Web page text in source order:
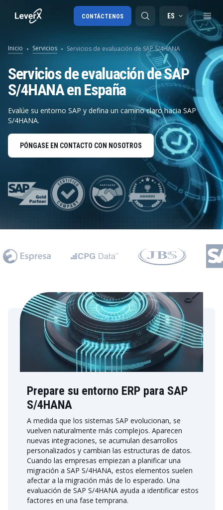
Migración a SAP S/4HANA
RISE with SAP
Cadena de Suministro Digital
ES
CONTÁCTENOS
Inicio Servicios Servicios de evaluación de SAP S/4HANA
Servicios de evaluación de SAP
S/4HANA en España
Evalúe su entorno SAP y defina un camino claro hacia SAP
S/4HANA.
PÓNGASE EN CONTACTO CON NOSOTROS
Prepare su entorno ERP para SAP
S/4HANA
A medida que los sistemas SAP evolucionan, se
vuelven naturalmente más complejos. Aparecen
nuevas integraciones, se acumulan desarrollos
personalizados y cambian las estructuras de datos.
Cuando las empresas empiezan a planificar una
migración a SAP S/4HANA, estos elementos suelen
afectar a la migración más de lo esperado. Una
evaluación de SAP S/4HANA ayuda a identificar estos
factores en una fase temprana.